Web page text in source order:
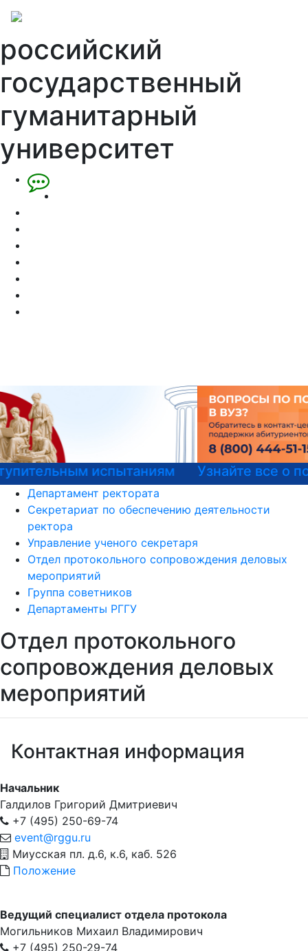
российский
государственный
гуманитарный
университет
Узнайте все о поступлении!
Департамент ректората
Секретариат по обеспечению деятельности
ректора
Управление ученого секретаря
Отдел протокольного сопровождения деловых
мероприятий
Группа советников
Департаменты РГГУ
Отдел протокольного
сопровождения деловых
мероприятий
Контактная информация
Начальник
Галдилов Григорий Дмитриевич
+7 (495) 250-69-74
event@rggu.ru
Миусская пл. д.6, к.6, каб. 526
Положение
Ведущий специалист отдела протокола
Могильников Михаил Владимирович
+7 (495) 250-29-74